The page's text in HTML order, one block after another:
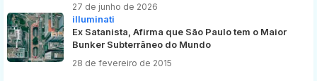
27 de junho de 2026
illuminati
Ex Satanista, Afirma que São Paulo tem o Maior
Bunker Subterrâneo do Mundo
28 de fevereiro de 2015